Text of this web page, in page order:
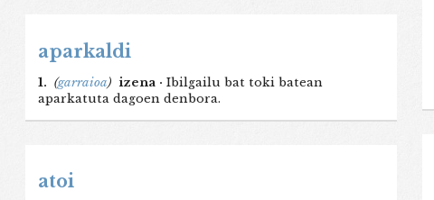
aparkaldi
1. (garraioa) izena · Ibilgailu bat toki batean
aparkatuta dagoen denbora.
atoi